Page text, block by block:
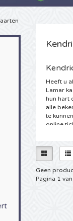
Heeft u
Lamar
hun hart
alle
te
online
Geen
Pagina 1